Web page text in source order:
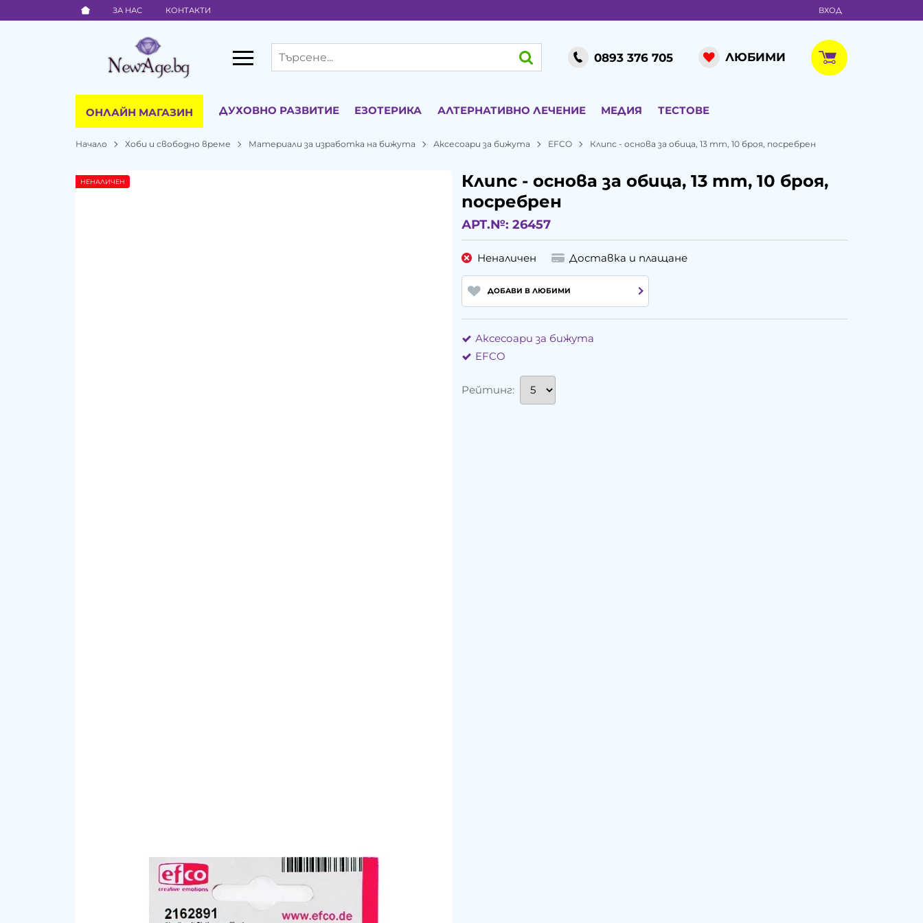
ЗА НАС КОНТАКТИ ВХОД
0893 376 705 ЛЮБИМИ
ОНЛАЙН МАГАЗИН ДУХОВНО РАЗВИТИЕ ЕЗОТЕРИКА АЛТЕРНАТИВНО ЛЕЧЕНИЕ МЕДИЯ ТЕСТОВЕ
Начало Хоби и свободно време Материали за изработка на бижута Аксесоари за бижута EFCO Клипс - основа за обица, 13 mm, 10 броя, посребрен
Клипс - основа за обица, 13 mm, 10 броя,
посребрен
АРТ.№: 26457
НЕНАЛИЧЕН
Неналичен Доставка и плащане
ДОБАВИ В ЛЮБИМИ
Аксесоари за бижута
EFCO
Рейтинг: